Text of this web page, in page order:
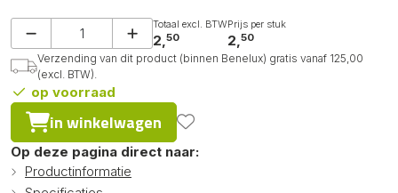
Totaal excl. BTW
2, 50
Prijs per stuk
2, 50
Verzending van dit product (binnen Benelux) gratis vanaf 125,00
(excl. BTW).
op voorraad
in winkelwagen
Op deze pagina direct naar:
Productinformatie